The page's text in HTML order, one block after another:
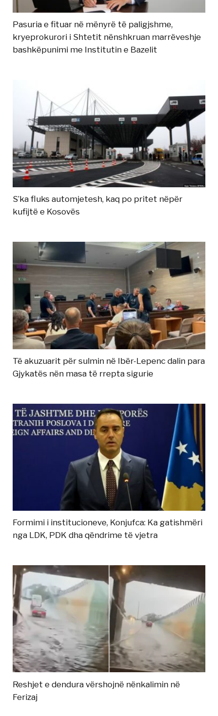
Pasuria e fituar në mënyrë të paligjshme,
kryeprokurori i Shtetit nënshkruan marrëveshje
bashkëpunimi me Institutin e Bazelit
S’ka fluks automjetesh, kaq po pritet nëpër
kufijtë e Kosovës
Të akuzuarit për sulmin në Ibër-Lepenc dalin para
Gjykatës nën masa të rrepta sigurie
Formimi i institucioneve, Konjufca: Ka gatishmëri
nga LDK, PDK dha qëndrime të vjetra
Reshjet e dendura vërshojnë nënkalimin në
Ferizaj